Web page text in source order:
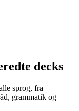
decks
sprog, fra
grammatik og